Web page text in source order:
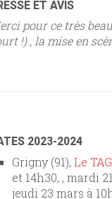
ET AVIS
pour ce très
!) , la mise en
2023-2024
Grigny (91),Le TAG
et 14h30, , mardi
jeudi 23 mars à